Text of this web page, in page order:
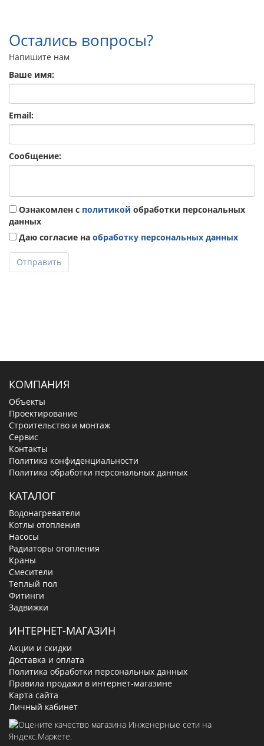
Остались вопросы?
Напишите нам
Ваше имя:
Email:
Сообщение:
Ознакомлен с политикой обработки персональных
данных
Даю согласие на обработку персональных данных
Отправить
КОМПАНИЯ
Объекты
Проектирование
Строительство и монтаж
Сервис
Контакты
Политика конфиденциальности
Политика обработки персональных данных
КАТАЛОГ
Водонагреватели
Котлы отопления
Насосы
Радиаторы отопления
Краны
Смесители
Теплый пол
Фитинги
Задвижки
ИНТЕРНЕТ-МАГАЗИН
Акции и скидки
Доставка и оплата
Политика обработки персональных данных
Правила продажи в интернет-магазине
Карта сайта
Личный кабинет